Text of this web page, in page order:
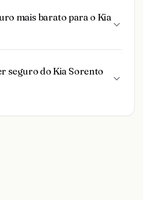
mais barato para o Kia
seguro do Kia Sorento